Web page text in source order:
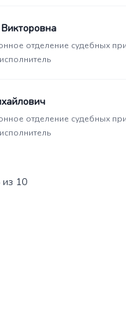
отделение судебных
отделение судебных
10